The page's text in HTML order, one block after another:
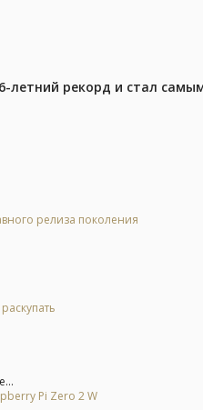
летний рекорд и стал
релиза поколения
Pi Zero 2 W